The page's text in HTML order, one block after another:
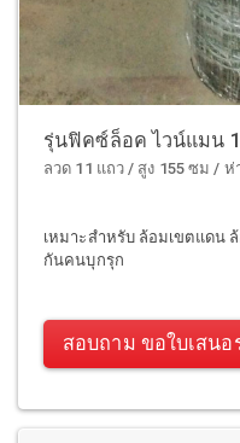
รุ่นฟิคซ์ล็อค ไวน์แมน
ลวด 11 แถว / สูง 155 ซม / ห่
เหมาะสำหรับ ล้อมเขตแดน
กันคนบุกรุก
สอบถาม ขอใบเสนอ